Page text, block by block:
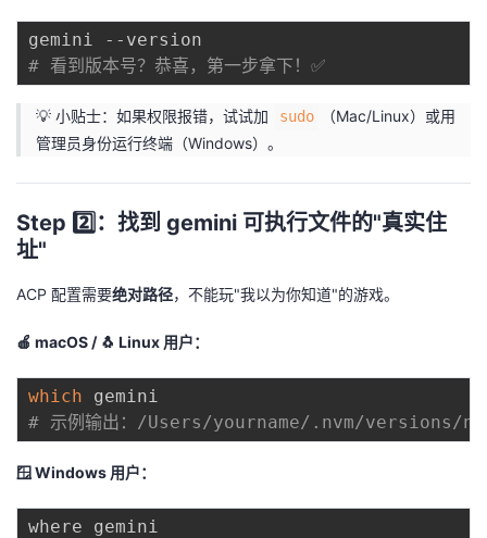
课
程
的
认
我
的
验
我
收
术
支
云
声
议
# 看到版本号？恭喜，第一步拿下！✅
💡 小贴士：如果权限报错，试试加 sudo
（Mac/Linux）或用
管理员身份运行终端（Windows）。
Step 2️⃣：找到 gemini 可执行文件的"真实住
址"
ACP 配置需要绝对路径，不能玩"我以为你知道"的游戏。
🍎 macOS / 🐧 Linux 用户：
which
# 示例输出：/Users/yourname/.nvm/versions/
🪟 Windows 用户：
where gemini